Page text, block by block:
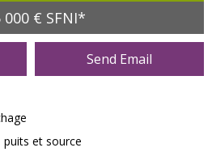
000 € SFNI*
Send Email
puits et source